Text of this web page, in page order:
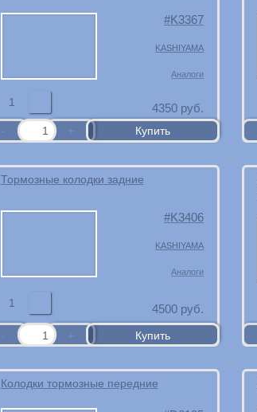
K3367
KASHIYAMA
Аналоги
1 4350 руб.
Тормозные колодки задние
K3406
KASHIYAMA
Аналоги
1 4500 руб.
Колодки тормозные передние